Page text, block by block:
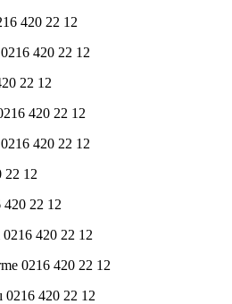
420 22 12
420 22 12
22 12
420 22 12
420 22 12
22 12
420 22 12
420 22 12
0216 420 22 12
0216 420 22 12